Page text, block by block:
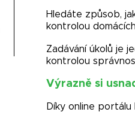
Hledáte způsob,
kontrolou
Zadávání úkolů je
kontrolou
Výrazně si
Díky online